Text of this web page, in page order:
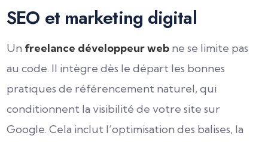
SEO et marketing digital
Un freelance développeur web ne se limite pas
au code. Il intègre dès le départ les bonnes
pratiques de référencement naturel, qui
conditionnent la visibilité de votre site sur
Google. Cela inclut l’optimisation des balises, la